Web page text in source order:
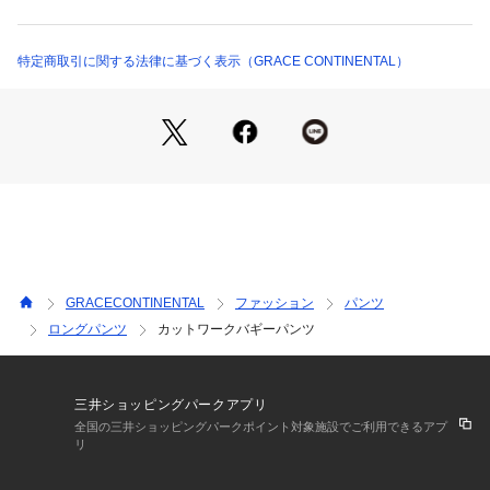
※こちらのモデル着用画像はサンプル品を撮影しております。
※詳しい洗濯方法については、商品の品質表示タグをご覧ください
0125311103 （ショップ）
特定商取引に関する法律に基づく表示（GRACE CONTINENTAL）
GRACECONTINENTAL ファッション
パンツ
ロングパンツ
カットワークバギーパンツ
三井ショッピングパークアプリ
全国の三井ショッピングパークポイント対象施設でご利用できるアプ
リ